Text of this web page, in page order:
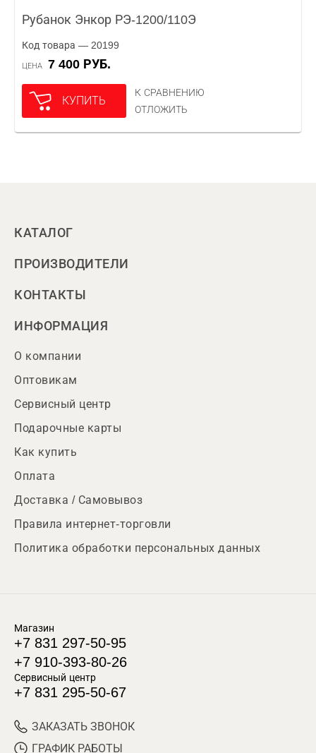
Рубанок Энкор РЭ-1200/110Э
Код товара — 20199
ЦЕНА 7 400 РУБ.
КУПИТЬ
К СРАВНЕНИЮ
ОТЛОЖИТЬ
КАТАЛОГ
ПРОИЗВОДИТЕЛИ
КОНТАКТЫ
ИНФОРМАЦИЯ
О компании
Оптовикам
Сервисный центр
Подарочные карты
Как купить
Оплата
Доставка / Самовывоз
Правила интернет-торговли
Политика обработки персональных данных
Магазин
+7 831 297-50-95
+7 910-393-80-26
Сервисный центр
+7 831 295-50-67
ЗАКАЗАТЬ ЗВОНОК
ГРАФИК РАБОТЫ